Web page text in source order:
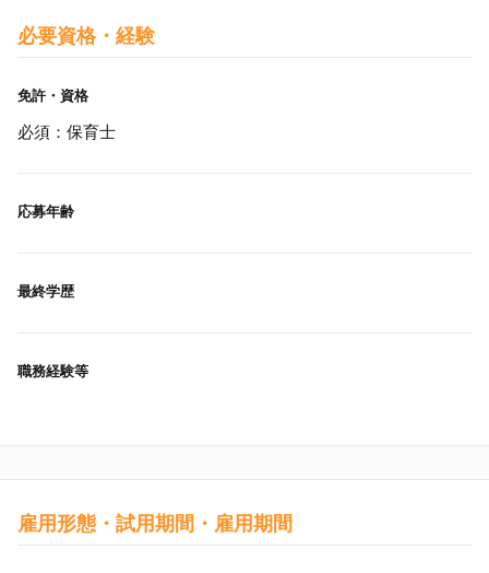
必要資格・経験
免許・資格
必須：保育士
応募年齢
最終学歴
職務経験等
雇用形態・試用期間・雇用期間